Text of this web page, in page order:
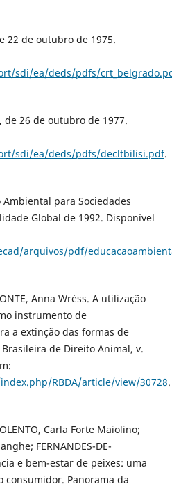
22 de outubro de 1975.
sdi/ea/deds/pdfs/
de 26 de outubro de 1977.
sdi/ea/deds/pdfs/decltbilisi.pdf.
para Sociedades
Global de 1992. Disponível
arquivos/pdf/
Anna Wréss. A utilização
instrumento de
a extinção das formas de
de Direito Animal, v.
RBDA/article/view/30728.
Carla Forte Maiolino;
FERNANDES-DE-
e bem-estar de peixes: uma
consumidor. Panorama da